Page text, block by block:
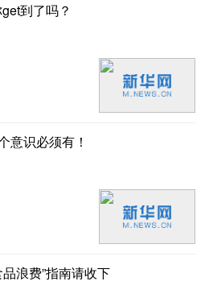
到了吗？
意识必须有！
浪费”指南请收下